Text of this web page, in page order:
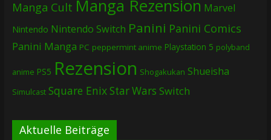
Manga Cult Manga Rezension Marvel
Nintendo Nintendo Switch Panini Panini Comics
Panini Manga PC peppermint anime Playstation 5 polyband
anime PS5 Rezension Shogakukan Shueisha
Simulcast Square EnixStar Wars Switch
Aktuelle Beiträge